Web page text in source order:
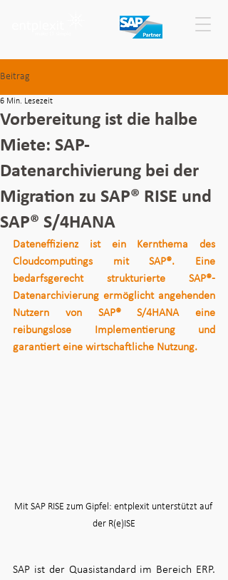
Beitrag
Vorbereitung ist die halbe
Miete: SAP-
Datenarchivierung bei der
Migration zu SAP® RISE und
SAP® S/4HANA
6 Min. Lesezeit
Dateneffizienz ist ein Kernthema des
Cloudcomputings mit SAP®. Eine
bedarfsgerecht strukturierte SAP®-
Datenarchivierung ermöglicht angehenden
Nutzern von SAP® S/4HANA eine
reibungslose Implementierung und
garantiert eine wirtschaftliche Nutzung.
Mit SAP RISE zum Gipfel: entplexit unterstützt auf
der R(e)ISE
SAP ist der Quasistandard im Bereich ERP.